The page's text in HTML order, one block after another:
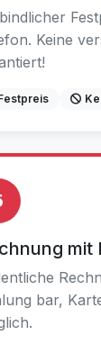
Keine
mit
bar,